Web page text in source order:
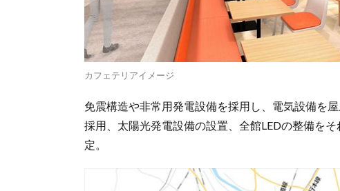
カフェテリアイメージ
免震構造や非常用発電設備を採用し、電気設備を
採用、太陽光発電設備の設置、全館LEDの整備を
定。